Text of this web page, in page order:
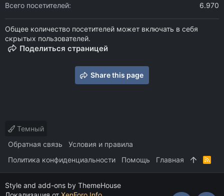
Всего посетителей
6.970
Общее количество посетителей может включать в себя
скрытых пользователей.
Поделиться страницей
Share this page
Темный
Обратная связь
Условия и правила
Политика конфиденциальности
Помощь Главная
R
S
Style and add-ons by ThemeHouse